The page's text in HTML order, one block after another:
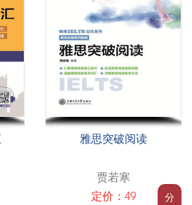
分
雅思突破阅读
贾若寒
定价：49